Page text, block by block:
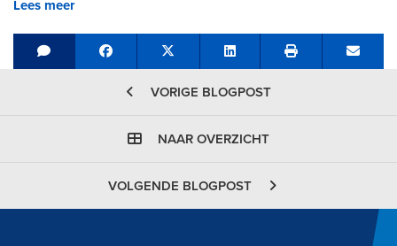
Lees meer
Share on Facebook
Tweet Share on LinkedIn Send
VORIGE BLOGPOST
NAAR OVERZICHT
VOLGENDE BLOGPOST